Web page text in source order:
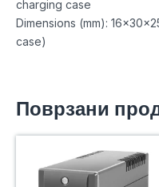
charging case
Dimensions (mm):
case)
Поврзани